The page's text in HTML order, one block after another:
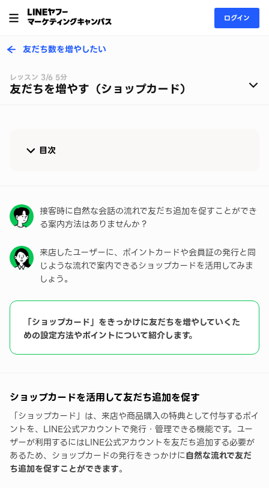
ログイン
友だち数を増やしたい
レッスン 3/6 5分
友だちを増やす（ショップカード）
目次
接客時に自然な会話の流れで友だち追加を促すことができ
る案内方法はありませんか？
来店したユーザーに、ポイントカードや会員証の発行と同
じような流れで案内できるショップカードを活用してみま
しょう。
「ショップカード」をきっかけに友だちを増やしていくた
めの設定方法やポイントについて紹介します。
ショップカードを活用して友だち追加を促す
「ショップカード」は、来店や商品購入の特典として付与するポイ
ントを、LINE公式アカウントで発行・管理できる機能です。ユー
ザーが利用するにはLINE公式アカウントを友だち追加する必要が
あるため、ショップカードの発行をきっかけに自然な流れで友だ
ち追加を促すことができます。